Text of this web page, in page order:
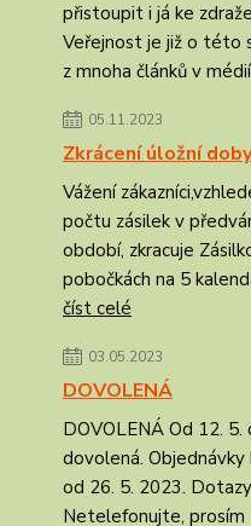
přistoupit i já ke
Veřejnost je již o této
z mnoha článků v
05.11.2023
Zkrácení úložní
Vážení
počtu zásilek v
období, zkracuje
pobočkách na 5
číst celé
03.05.2023
DOVOLENÁ
DOVOLENÁ Od 12. 5.
dovolená.
od 26. 5. 2023.
Netelefonujte, prosím